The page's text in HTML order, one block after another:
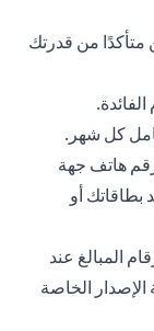
من قدرتك
كل شهر.
هاتف جهة
بطاقاتك أو
المبالغ عند
الإصدار الخاصة